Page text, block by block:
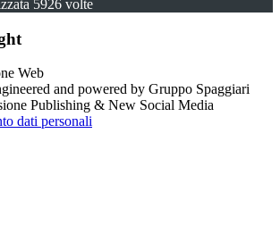
5926 volte
and powered by Gruppo Spaggiari
Publishing & New Social Media
dati personali